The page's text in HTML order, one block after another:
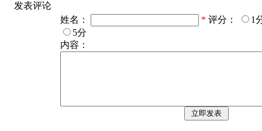
发表评论
姓名：
* 评分：
1
5分
内容：